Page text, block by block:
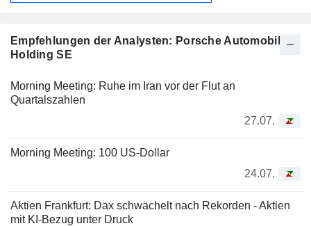
Empfehlungen der Analysten: Porsche Automobil
Holding SE
Morning Meeting: Ruhe im Iran vor der Flut an
Quartalszahlen
27.07.
Morning Meeting: 100 US-Dollar
24.07.
Aktien Frankfurt: Dax schwächelt nach Rekorden - Aktien
mit KI-Bezug unter Druck